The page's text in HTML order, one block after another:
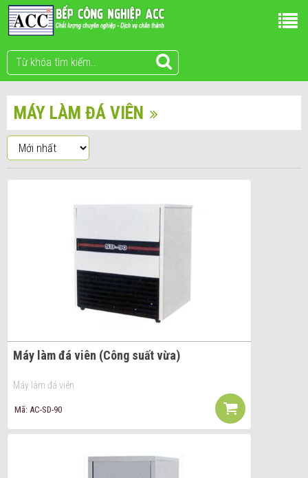
MÁY LÀM ĐÁ VIÊN
Máy làm đá viên (Công suất vừa)
Máy làm đá viên
Mã: AC-SD-90